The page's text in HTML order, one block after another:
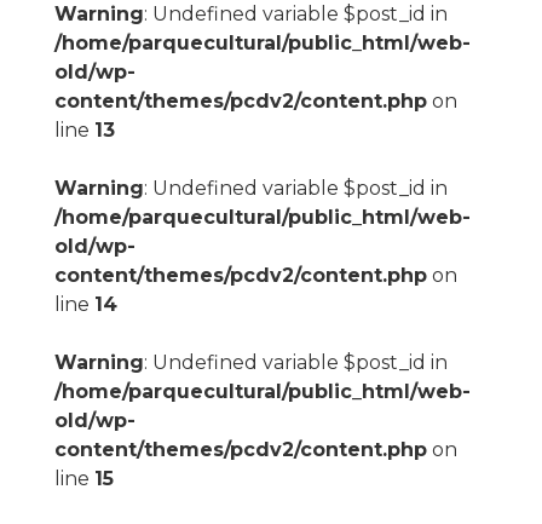
Warning: Undefined variable $post_id in
/home/parquecultural/public_html/web-
old/wp-
content/themes/pcdv2/content.phpon
line 13
Warning: Undefined variable $post_id in
/home/parquecultural/public_html/web-
old/wp-
content/themes/pcdv2/content.phpon
line 14
Warning: Undefined variable $post_id in
/home/parquecultural/public_html/web-
old/wp-
content/themes/pcdv2/content.phpon
line 15